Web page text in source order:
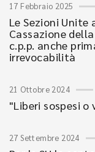
17 Febbraio 2025
Le Sezioni
Cassazione
c.p.p. anche
irrevocabilità
21 Ottobre 2024
"Liberi sospesi o
27 Settembre 2024